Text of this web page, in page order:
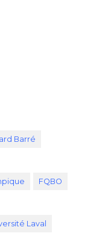
Barré
FQBO
Laval